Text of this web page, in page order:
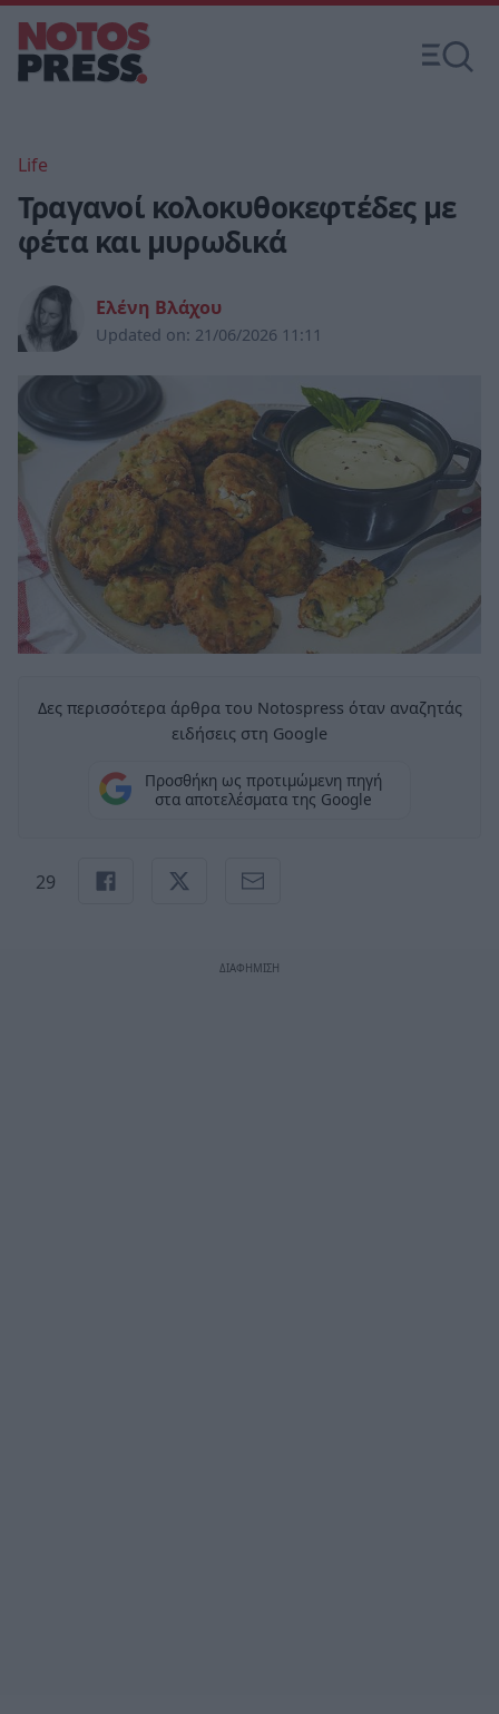
Life
Τραγανοί κολοκυθοκεφτέδες με
φέτα και μυρωδικά
Ελένη Βλάχου
Updated on: 21/06/2026 11:11
Δες περισσότερα άρθρα του Notospress όταν αναζητάς
ειδήσεις στη Google
Προσθήκη ως προτιμώμενη πηγή
στα αποτελέσματα της Google
29